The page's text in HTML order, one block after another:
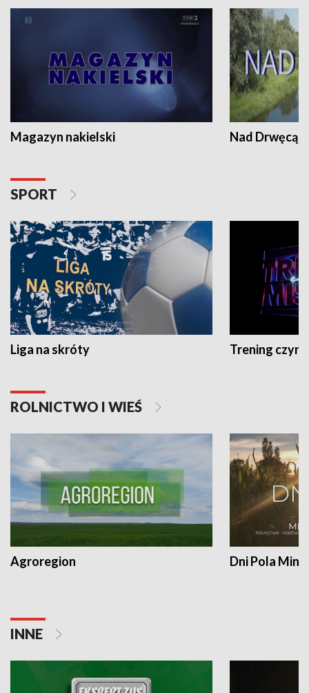
Magazyn nakielski Nad Drwęcą
SPORT
Liga na skróty Trening czyni
ROLNICTWO I WIEŚ
Agroregion Dni Pola
INNE